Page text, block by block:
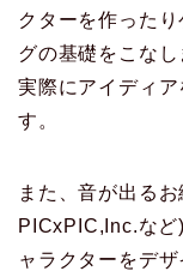
クターを作った
グの基礎をこなし
実際にアイディ
す。
また、音が出る
PICxPIC,Inc.など
ャラクターをデ